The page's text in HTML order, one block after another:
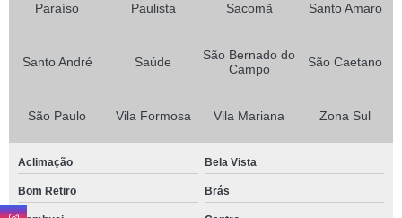
Paraíso Paulista Sacomã Santo Amaro
Santo André Saúde
São Bernado do
Campo
São Caetano
São Paulo Vila Formosa Vila Mariana Zona Sul
Aclimação Bela Vista
Bom Retiro Brás